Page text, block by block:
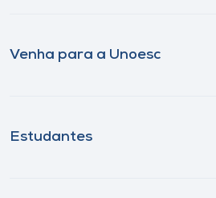
Venha para a Unoesc
Estudantes